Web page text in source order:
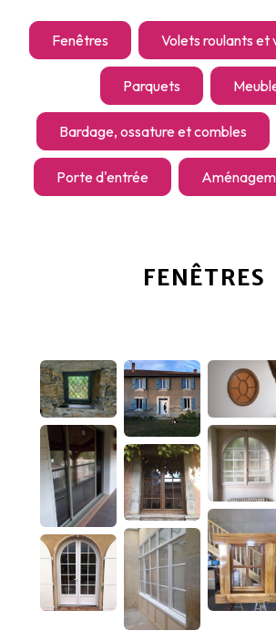
Fenêtres Volets roulants et
Parquets
Bardage, ossature et combles
Porte d'entrée
FENÊTRES